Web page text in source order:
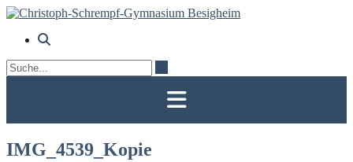
Skip
content
IMG_4539_Kopie